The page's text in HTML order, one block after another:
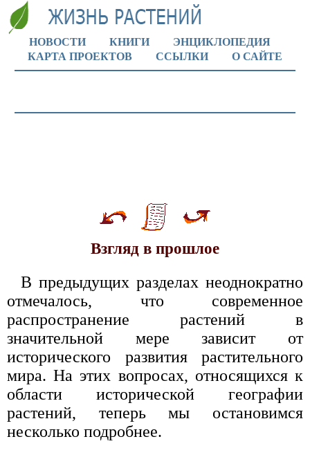
НОВОСТИ КНИГИ
ЭНЦИКЛОПЕДИЯ
КАРТА ПРОЕКТОВ
ССЫЛКИ О САЙТЕ
Взгляд в прошлое
В предыдущих разделах неоднократно
отмечалось, что современное
распространение растений в
значительной мере зависит от
исторического развития растительного
мира. На этих вопросах, относящихся к
области исторической географии
растений, теперь мы остановимся
несколько подробнее.